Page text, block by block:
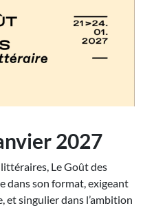
2027
Le Goût des
dans son format, exigeant
singulier dans l’ambition